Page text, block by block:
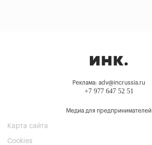
Реклама: adv@incrussia.ru
+7 977 647 52 51
Медиа для предпринимателей
Карта сайта
Cookies